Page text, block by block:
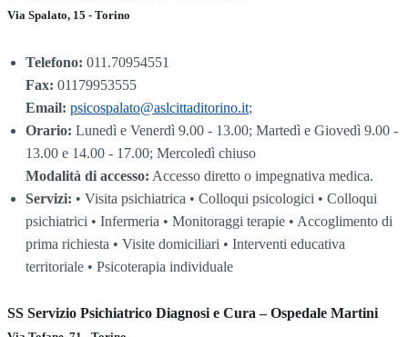
Via Spalato, 15 - Torino
Telefono: 011.70954551
Fax: 01179953555
Email: psicospalato@aslcittaditorino.it;
Orario: Lunedì e Venerdì 9.00 - 13.00; Martedì e Giovedì 9.00 -
13.00 e 14.00 - 17.00; Mercoledì chiuso
Modalità di accesso: Accesso diretto o impegnativa medica.
Servizi: • Visita psichiatrica • Colloqui psicologici • Colloqui
psichiatrici • Infermeria • Monitoraggi terapie • Accoglimento di
prima richiesta • Visite domiciliari • Interventi educativa
territoriale • Psicoterapia individuale
SS Servizio Psichiatrico Diagnosi e Cura – Ospedale Martini